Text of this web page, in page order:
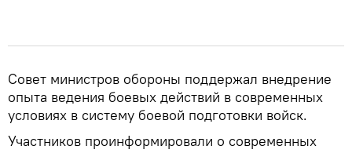
Совет министров обороны поддержал внедрение
опыта ведения боевых действий в современных
условиях в систему боевой подготовки войск.
Участников проинформировали о современных